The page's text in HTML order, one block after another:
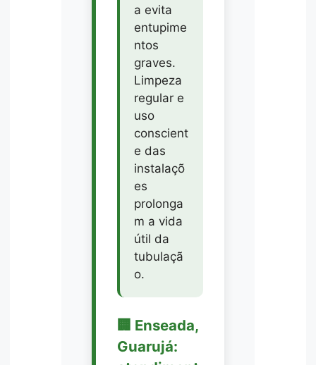
a evita
entupime
ntos
graves.
Limpeza
regular e
uso
conscient
e das
instalaçõ
es
prolonga
m a vida
útil da
tubulaçã
o.
🏢 Enseada,
Guarujá: